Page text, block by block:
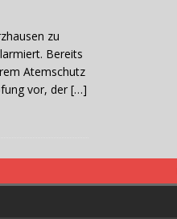
zu
Bereits
Atemschutz
vor, der […]